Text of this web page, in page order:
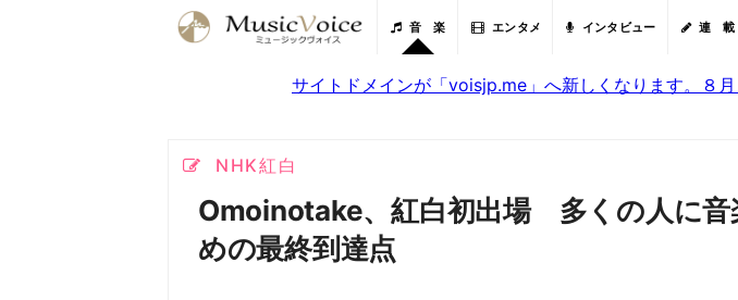
音 楽 エンタメ インタビュー 連 載
サイトドメインが「voisjp.me」へ新しくなります。８
NHK紅白
Omoinotake、紅白初出場 多くの人に音
めの最終到達点